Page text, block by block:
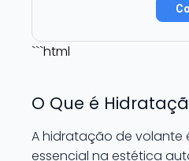
```html
O Que é
A hidratação de volante
essencial na estética